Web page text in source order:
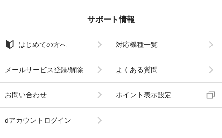
サポート情報
はじめての方へ 対応機種一覧
メールサービス登録/解除 よくある質問
お問い合わせ ポイント表示設定
dアカウントログイン